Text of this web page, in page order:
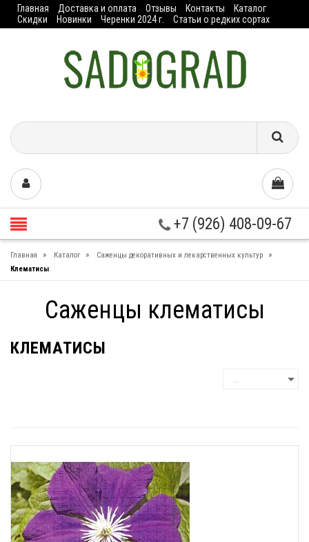
Главная Доставка и оплата Отзывы Контакты
Каталог
Скидки
Новинки Черенки 2024 г. Статьи о редких сортах
+7 (926) 408-09-67
Главная » Каталог » Саженцы декоративных и лекарственных культур »
Клематисы
Саженцы клематисы
КЛЕМАТИСЫ